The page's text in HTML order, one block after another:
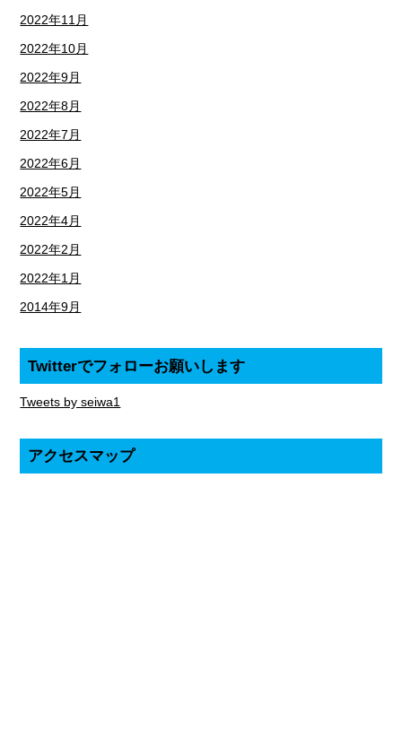
2022年11月
2022年10月
2022年9月
2022年8月
2022年7月
2022年6月
2022年5月
2022年4月
2022年2月
2022年1月
2014年9月
Twitterでフォローお願いします
Tweets by seiwa1
アクセスマップ